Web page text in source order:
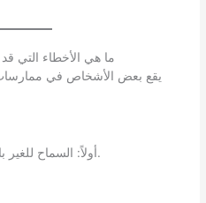
ما هي الأخطاء التي
يقع بعض الأشخاص في
أولاً: السماح للغير باستخدام الحساب البنكي الشخصي.